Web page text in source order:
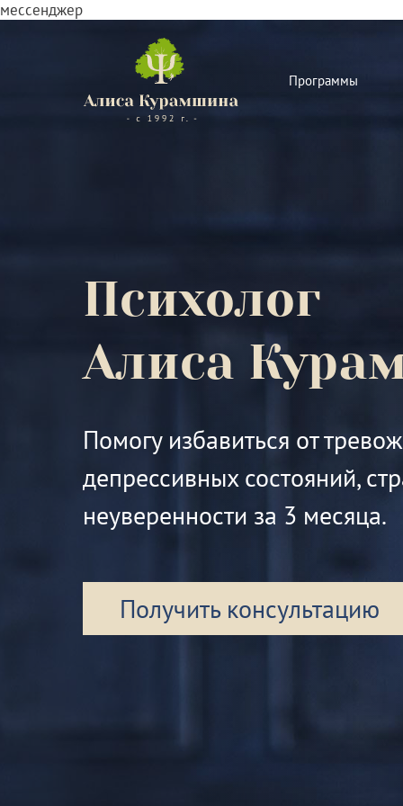
мессенджер
Программы
Психолог
Алиса
Помогу избавиться от
депрессивных состояний,
неуверенности за 3 месяца.
Получить консультацию